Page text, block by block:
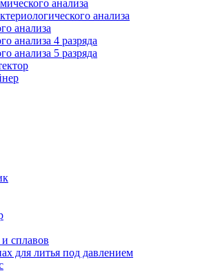
анализа
анализа
анализа
анализа 4 разряда
анализа 5 разряда
сплавов
для литья под давлением